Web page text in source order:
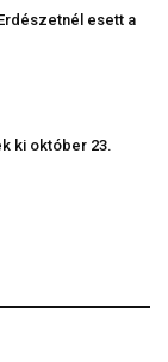
esett a
ki október 23.